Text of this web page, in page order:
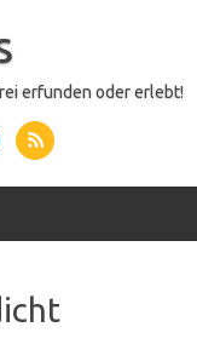
erfunden oder erlebt!